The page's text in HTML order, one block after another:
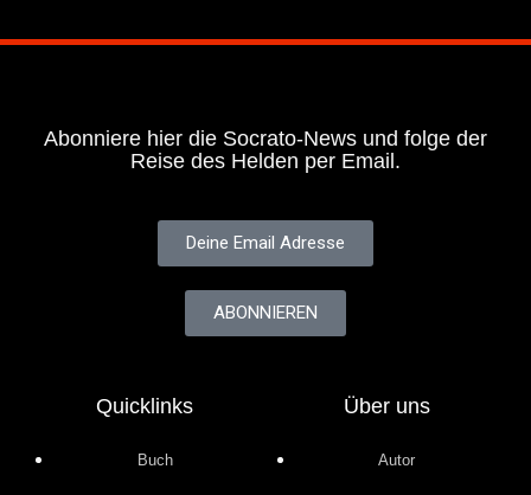
Abonniere hier die Socrato-News und folge der
Reise des Helden per Email.
Deine Email Adresse
ABONNIEREN
Quicklinks
Buch
Über uns
Autor